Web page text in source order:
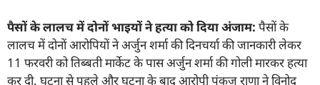
पैसों के लालच में दोनों भाइयों ने हत्या को दिया अंजाम: पैसों के
लालच में दोनों आरोपियों ने अर्जुन शर्मा की दिनचर्या की जानकारी लेकर
11 फरवरी को तिब्बती मार्केट के पास अर्जुन शर्मा की गोली मारकर हत्या
कर दी. घटना से पहले और घटना के बाद आरोपी पंकज राणा ने विनोद